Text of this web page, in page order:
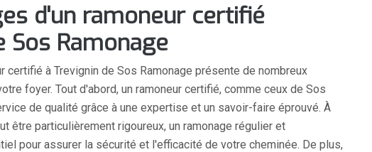
d'un ramoneur certifié
Sos Ramonage
certifié à Trevignin de Sos Ramonage présente de nombreux
foyer. Tout d'abord, un ramoneur certifié, comme ceux de Sos
de qualité grâce à une expertise et un savoir-faire éprouvé. À
être particulièrement rigoureux, un ramonage régulier et
pour assurer la sécurité et l'efficacité de votre cheminée. De plus,